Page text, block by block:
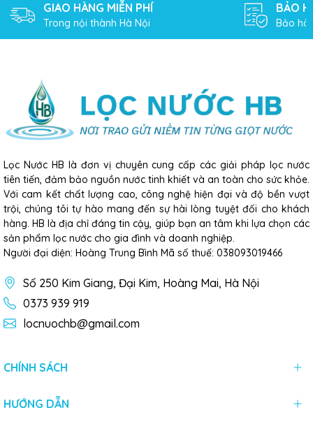
GIAO HÀNG MIỄN PHÍ
Trong nội thành Hà Nội
BẢO
Bảo
Lọc Nước HB là đơn vị chuyên cung cấp các giải pháp lọc nước
tiên tiến, đảm bảo nguồn nước tinh khiết và an toàn cho sức khỏe.
Với cam kết chất lượng cao, công nghệ hiện đại và độ bền vượt
trội, chúng tôi tự hào mang đến sự hài lòng tuyệt đối cho khách
hàng. HB là địa chỉ đáng tin cậy, giúp bạn an tâm khi lựa chọn các
sản phẩm lọc nước cho gia đình và doanh nghiệp.
Người đại diện: Hoàng Trung Bình Mã số thuế: 038093019466
Số 250 Kim Giang, Đại Kim, Hoàng Mai, Hà Nội
0373 939 919
locnuochb@gmail.com
CHÍNH SÁCH
HƯỚNG DẪN